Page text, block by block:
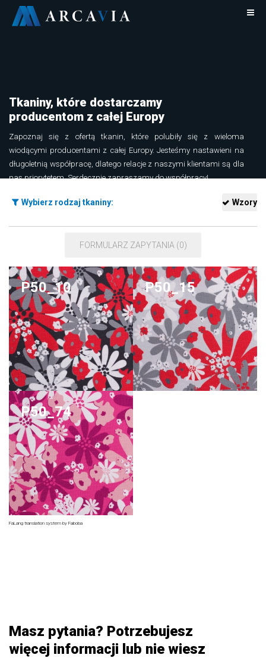
Tkaniny, które dostarczamy
producentom z całej Europy
Zapoznaj się z ofertą tkanin, które polubiły się z wieloma
wiodącymi producentami z całej Europy. Jesteśmy nastawieni na
długoletnią współpracę, dlatego relacje z naszymi klientami są dla
nas priorytetem. Serdecznie zapraszamy do współpracy!
Wybierz rodzaj tkaniny:
Wzory
FORMULARZ ZAPYTANIA (0)
P50_10 P50_15
P50_74
FaLang translation system by Faboba
Masz pytania? Potrzebujesz
więcej informacji lub nie wiesz